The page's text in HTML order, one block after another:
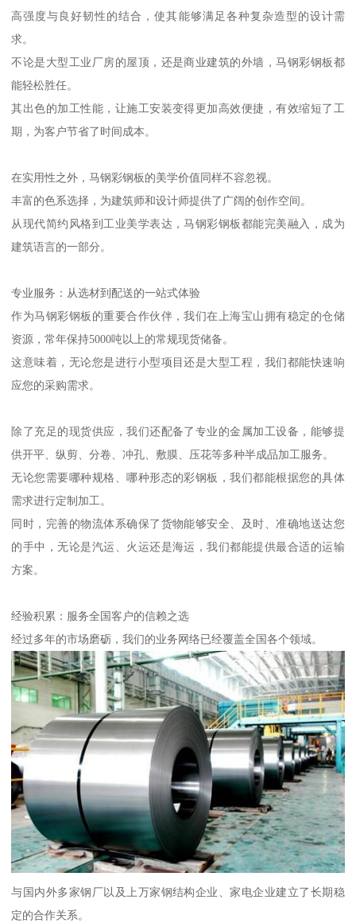
高强度与良好韧性的结合，使其能够满足各种复杂造型的设计需
求。
不论是大型工业厂房的屋顶，还是商业建筑的外墙，马钢彩钢板都
能轻松胜任。
其出色的加工性能，让施工安装变得更加高效便捷，有效缩短了工
期，为客户节省了时间成本。
在实用性之外，马钢彩钢板的美学价值同样不容忽视。
丰富的色系选择，为建筑师和设计师提供了广阔的创作空间。
从现代简约风格到工业美学表达，马钢彩钢板都能完美融入，成为
建筑语言的一部分。
专业服务：从选材到配送的一站式体验
作为马钢彩钢板的重要合作伙伴，我们在上海宝山拥有稳定的仓储
资源，常年保持5000吨以上的常规现货储备。
这意味着，无论您是进行小型项目还是大型工程，我们都能快速响
应您的采购需求。
除了充足的现货供应，我们还配备了专业的金属加工设备，能够提
供开平、纵剪、分卷、冲孔、敷膜、压花等多种半成品加工服务。
无论您需要哪种规格、哪种形态的彩钢板，我们都能根据您的具体
需求进行定制加工。
同时，完善的物流体系确保了货物能够安全、及时、准确地送达您
的手中，无论是汽运、火运还是海运，我们都能提供最合适的运输
方案。
经验积累：服务全国客户的信赖之选
经过多年的市场磨砺，我们的业务网络已经覆盖全国各个领域。
与国内外多家钢厂以及上万家钢结构企业、家电企业建立了长期稳
定的合作关系。